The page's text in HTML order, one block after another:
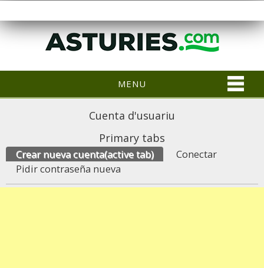
MENU
Cuenta d'usuariu
Primary tabs
Crear nueva cuenta(active tab)
Conectar
Pidir contraseña nueva